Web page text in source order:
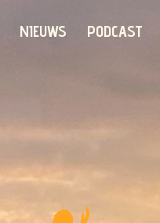
NIEUWS PODCAST